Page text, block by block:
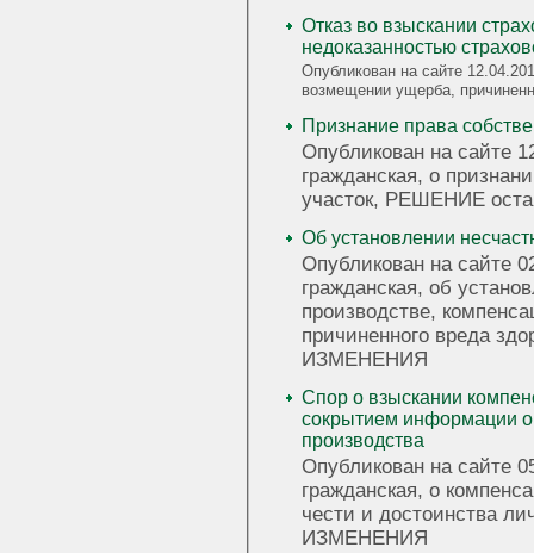
Отказ во взыскании
недоказанностью
Опубликован на сайте
возмещении ущерба,
Признание права
Опубликован на сайте
гражданская, о
участок, РЕШЕНИЕ
Об установлении
Опубликован на сайте
гражданская, об
производстве,
причиненного вреда
ИЗМЕНЕНИЯ
Спор о взыскании
сокрытием информации о
производства
Опубликован на сайте
гражданская, о компенсации
чести и достоинства
ИЗМЕНЕНИЯ